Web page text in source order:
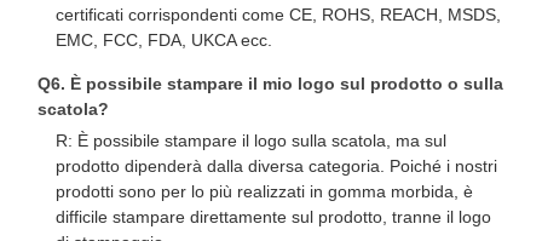
certificati corrispondenti come CE, ROHS, REACH, MSDS,
EMC, FCC, FDA, UKCA ecc.
Q6. È possibile stampare il mio logo sul prodotto o sulla
scatola?
R: È possibile stampare il logo sulla scatola, ma sul
prodotto dipenderà dalla diversa categoria. Poiché i nostri
prodotti sono per lo più realizzati in gomma morbida, è
difficile stampare direttamente sul prodotto, tranne il logo